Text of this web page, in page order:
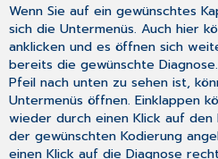
Wenn Sie auf ein gewünschtes
sich die Untermenüs. Auch hier
anklicken und es öffnen sich
bereits die gewünschte
Pfeil nach unten zu sehen ist,
Untermenüs öffnen. Einklappen
wieder durch einen Klick auf den
der gewünschten Kodierung
einen Klick auf die Diagnose